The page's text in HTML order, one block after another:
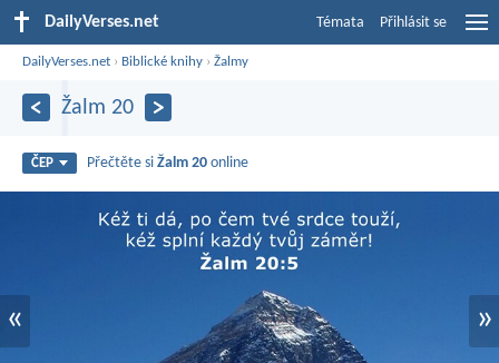
DailyVerses.net Témata Přihlásit se
DailyVerses.net › Biblické knihy ›Žalmy
Žalm 20
ČEP Přečtěte siŽalm 20 online
« »